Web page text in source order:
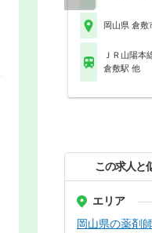
岡山県 倉敷
ＪＲ山陽本
倉敷駅 他
この求人と
エリア
岡山県の薬剤